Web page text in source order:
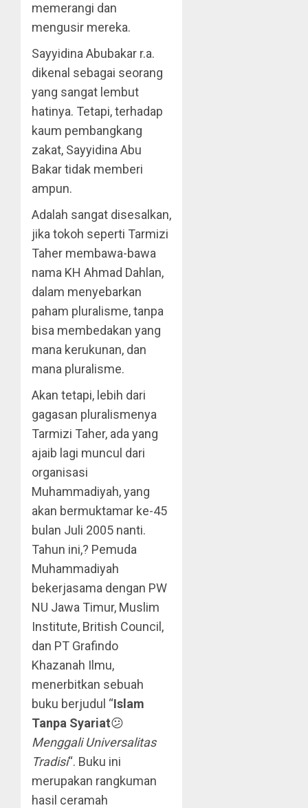
memerangi dan
mengusir mereka.
Sayyidina Abubakar r.a.
dikenal sebagai seorang
yang sangat lembut
hatinya. Tetapi, terhadap
kaum pembangkang
zakat, Sayyidina Abu
Bakar tidak memberi
ampun.
Adalah sangat disesalkan,
jika tokoh seperti Tarmizi
Taher membawa-bawa
nama KH Ahmad Dahlan,
dalam menyebarkan
paham pluralisme, tanpa
bisa membedakan yang
mana kerukunan, dan
mana pluralisme.
Akan tetapi, lebih dari
gagasan pluralismenya
Tarmizi Taher, ada yang
ajaib lagi muncul dari
organisasi
Muhammadiyah, yang
akan bermuktamar ke-45
bulan Juli 2005 nanti.
Tahun ini,? Pemuda
Muhammadiyah
bekerjasama dengan PW
NU Jawa Timur, Muslim
Institute, British Council,
dan PT Grafindo
Khazanah Ilmu,
menerbitkan sebuah
buku berjudul “Islam
Tanpa Syariat😕
Menggali Universalitas
Tradisi“. Buku ini
merupakan rangkuman
hasil ceramah